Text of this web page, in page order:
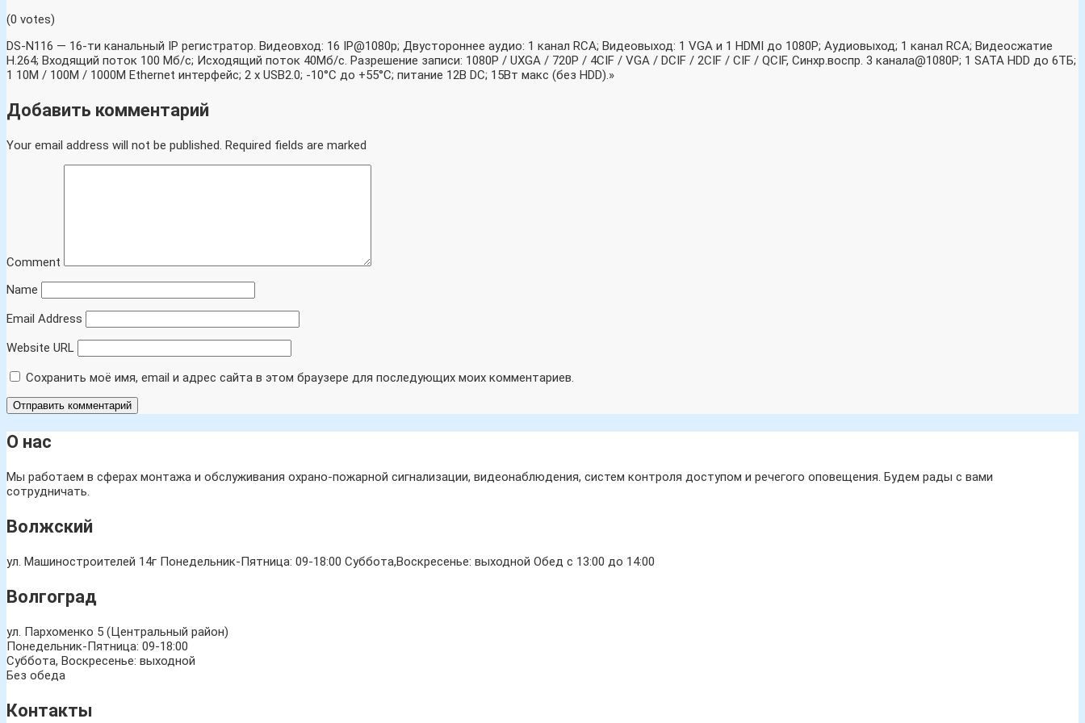
(0 votes)
DS-N116 — 16-ти канальный IP регистратор. Видеовход: 16 IP@1080p; Двустороннее аудио: 1 канал RCA; Видеовыход: 1 VGA и 1 HDMI до 1080Р; Аудиовыход; 1 канал RCA; Видеосжатие
H.264; Входящий поток 100 Мб/с; Исходящий поток 40Мб/с. Разрешение записи: 1080P / UXGA / 720P / 4CIF / VGA / DCIF / 2CIF / CIF / QCIF, Синхр.воспр. 3 канала@1080P; 1 SATA HDD до 6ТБ;
1 10M / 100M / 1000М Ethernet интерфейс; 2 х USB2.0; -10°C до +55°C; питание 12В DC; 15Вт макс (без HDD).»
Добавить комментарий
Your email address will not be published. Required fields are marked
Comment
Name
Email Address
Website URL
Сохранить моё имя, email и адрес сайта в этом браузере для последующих моих комментариев.
О нас
Мы работаем в сферах монтажа и обслуживания охрано-пожарной сигнализации, видеонаблюдения, систем контроля доступом и речегого оповещения. Будем рады с вами
сотрудничать.
Волжский
ул. Машиностроителей 14г Понедельник-Пятница: 09-18:00 Суббота,Воскресенье: выходной Обед с 13:00 до 14:00
Волгоград
ул. Пархоменко 5 (Центральный район)
Понедельник-Пятница: 09-18:00
Суббота, Воскресенье: выходной
Без обеда
Контакты